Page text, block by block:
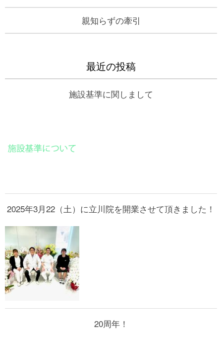
親知らずの牽引
最近の投稿
施設基準に関しまして
2025年3月22（土）に立川院を開業させて頂きました！
20周年！